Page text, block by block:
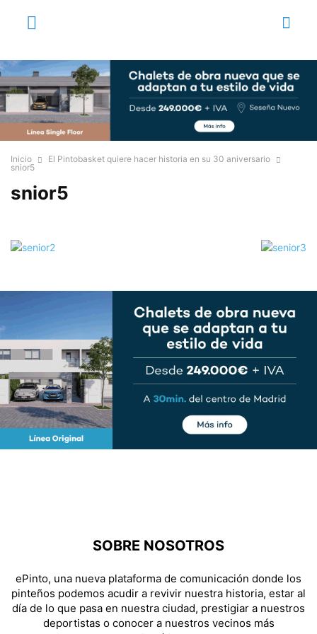
Inicio
El Pintobasket quiere hacer historia en su 30 aniversario
snior5
snior5
SOBRE NOSOTROS
ePinto, una nueva plataforma de comunicación donde los
pinteños podemos acudir a revivir nuestra historia, estar al
día de lo que pasa en nuestra ciudad, prestigiar a nuestros
deportistas o conocer a nuestros vecinos más